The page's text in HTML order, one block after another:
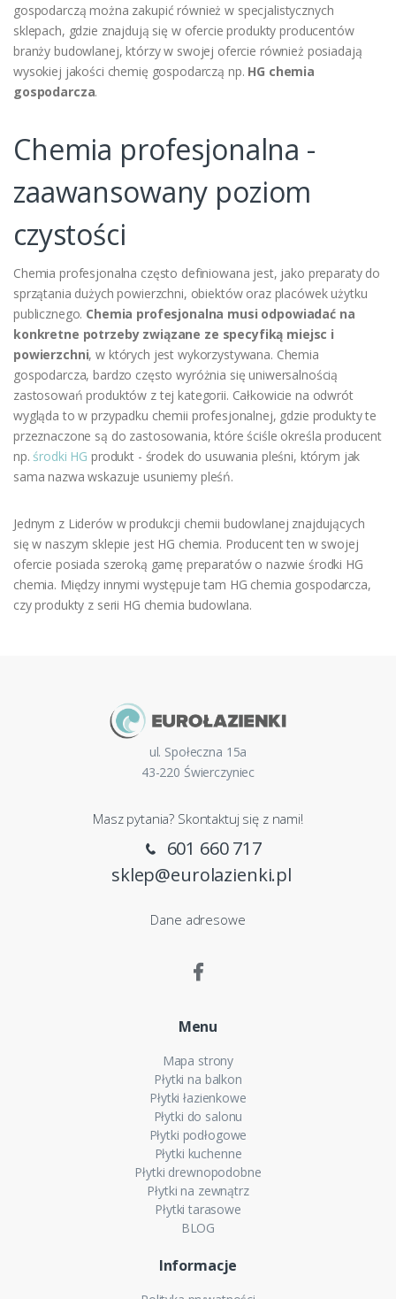
gospodarczą można zakupić również w specjalistycznych
sklepach, gdzie znajdują się w ofercie produkty producentów
branży budowlanej, którzy w swojej ofercie również posiadają
wysokiej jakości chemię gospodarczą np. HG chemia
gospodarcza.
Chemia profesjonalna -
zaawansowany poziom
czystości
Chemia profesjonalna często definiowana jest, jako preparaty do
sprzątania dużych powierzchni, obiektów oraz placówek użytku
publicznego. Chemia profesjonalna musi odpowiadać na
konkretne potrzeby związane ze specyfiką miejsc i
powierzchni, w których jest wykorzystywana. Chemia
gospodarcza, bardzo często wyróżnia się uniwersalnością
zastosowań produktów z tej kategorii. Całkowicie na odwrót
wygląda to w przypadku chemii profesjonalnej, gdzie produkty te
przeznaczone są do zastosowania, które ściśle określa producent
np.środki HG produkt - środek do usuwania pleśni, którym jak
sama nazwa wskazuje usuniemy pleśń.
Jednym z Liderów w produkcji chemii budowlanej znajdujących
się w naszym sklepie jest HG chemia. Producent ten w swojej
ofercie posiada szeroką gamę preparatów o nazwie środki HG
chemia. Między innymi występuje tam HG chemia gospodarcza,
czy produkty z serii HG chemia budowlana.
ul. Społeczna 15a
43-220 Świerczyniec
Masz pytania? Skontaktuj się z nami!
601 660 717
sklep@eurolazienki.pl
Dane adresowe
Menu
Mapa strony
Płytki na balkon
Płytki łazienkowe
Płytki do salonu
Płytki podłogowe
Płytki kuchenne
Płytki drewnopodobne
Płytki na zewnątrz
Płytki tarasowe
BLOG
Informacje